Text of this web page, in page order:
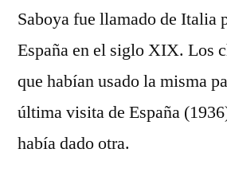
Saboya fue llamado de Italia
España en el siglo XIX. Los
que habían usado la misma
última visita de España
había dado otra.